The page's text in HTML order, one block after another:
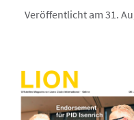
Veröffentlicht am 31.